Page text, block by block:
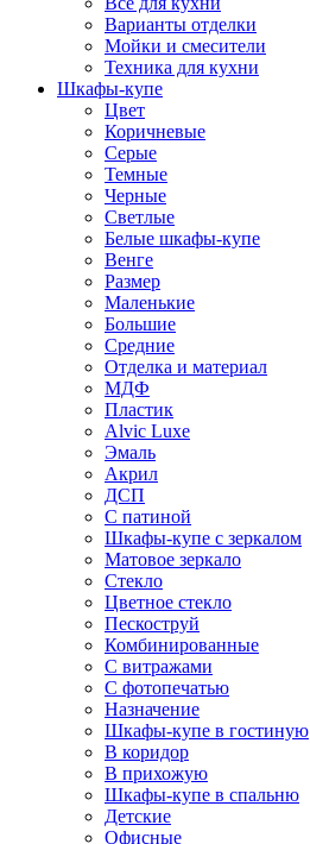
Варианты отделки
Мойки и смесители
Техника для кухни
Шкафы-купе
Цвет
Коричневые
Серые
Темные
Черные
Светлые
Белые шкафы-купе
Венге
Размер
Маленькие
Большие
Средние
Отделка и материал
МДФ
Пластик
Alvic Luxe
Эмаль
Акрил
ДСП
С патиной
Шкафы-купе с зеркалом
Матовое зеркало
Стекло
Цветное стекло
Пескоструй
Комбинированные
С витражами
С фотопечатью
Назначение
Шкафы-купе в гостиную
В коридор
В прихожую
Шкафы-купе в спальню
Детские
Офисные